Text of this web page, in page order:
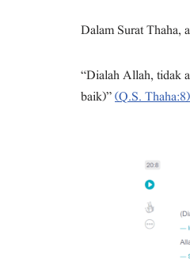
Dalam Surat Thaha,
“Dialah Allah, tidak
baik)”(Q.S. Thaha:8)